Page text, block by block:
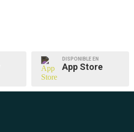
DISPONIBLE EN
App Store